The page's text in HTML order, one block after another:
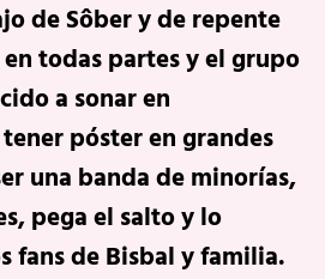
de Sôber y de repente
en todas partes y el grupo
a sonar en
póster en grandes
una banda de minorías,
pega el salto y lo
fans de Bisbal y familia.